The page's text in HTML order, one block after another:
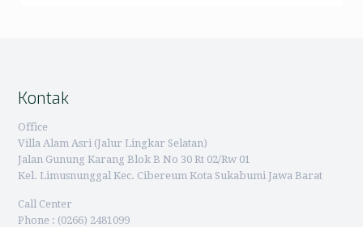
Kontak
Office
Villa Alam Asri (Jalur Lingkar Selatan)
Jalan Gunung Karang Blok B No 30 Rt 02/Rw 01
Kel. Limusnunggal Kec. Cibereum Kota Sukabumi Jawa Barat
Call Center
Phone : (0266) 2481099